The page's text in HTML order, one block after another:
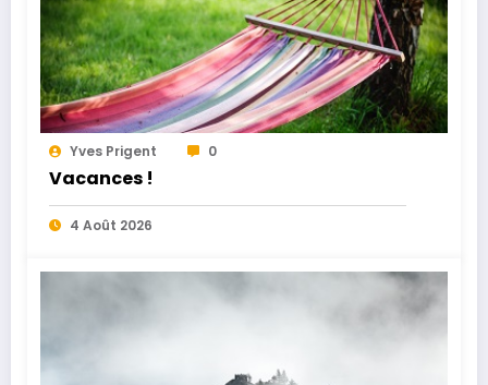
Yves Prigent 0
Vacances !
4 Août 2026